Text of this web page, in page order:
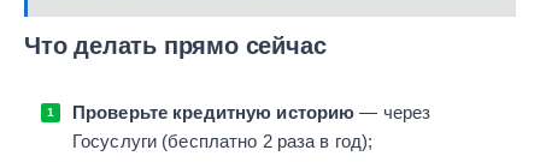
Что делать прямо сейчас
Проверьте кредитную историю — через
Госуслуги (бесплатно 2 раза в год);